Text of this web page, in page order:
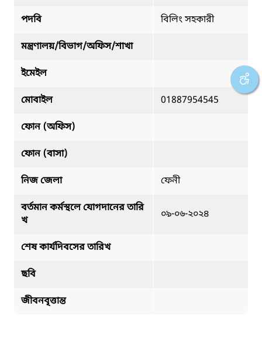
পদবি বিলিং সহকারী
মন্ত্রণালয়/বিভাগ/অফিস/শাখা
ইমেইল
মোবাইল 01887954545
ফোন (অফিস)
ফোন (বাসা)
নিজ জেলা ফেনী
বর্তমান কর্মস্থলে যোগদানের তারি
খ
০৯-০৬-২০২৪
শেষ কার্যদিবসের তারিখ
ছবি
জীবনবৃত্তান্ত